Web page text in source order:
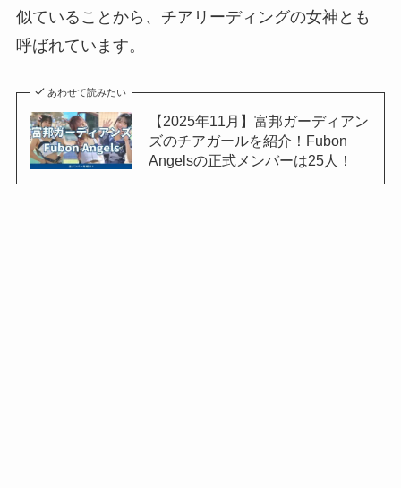
似ていることから、チアリーディングの女神とも
呼ばれています。
あわせて読みたい
【2025年11月】富邦ガーディアン
ズのチアガールを紹介！Fubon
Angelsの正式メンバーは25人！